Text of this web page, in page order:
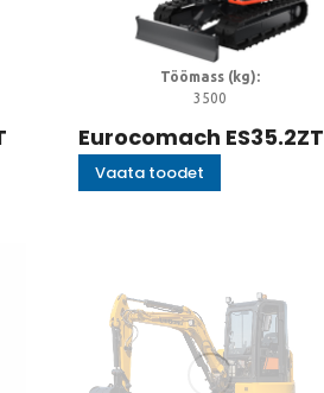
Töömass (kg):
3500
Eurocomach ES35.2ZT
Vaata toodet